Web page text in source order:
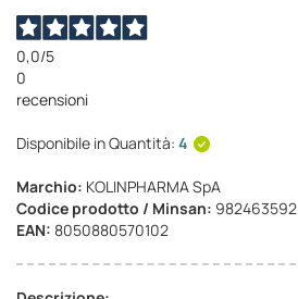
0,0/5
0
recensioni
Disponibile in Quantità: 4
Marchio: KOLINPHARMA SpA
Codice prodotto / Minsan: 982463592
EAN: 8050880570102
galleria
di
immagini